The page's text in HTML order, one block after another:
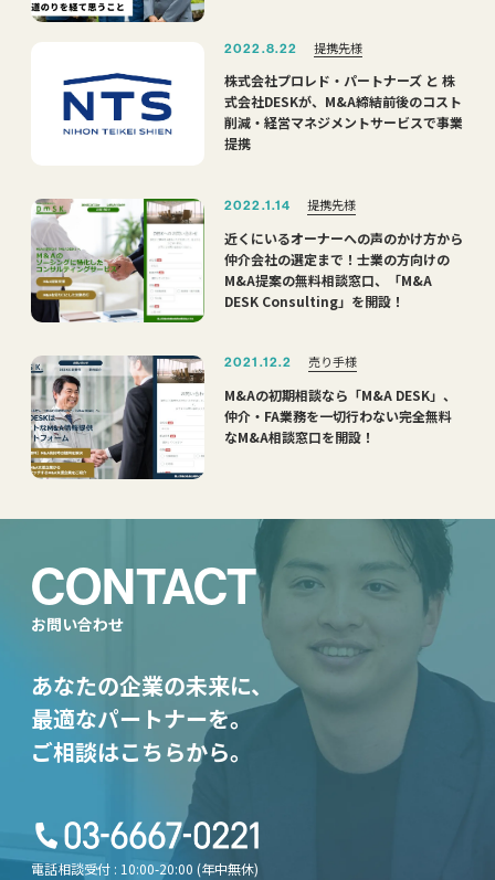
2022.8.22 提携先様
株式会社プロレド・パートナーズ と 株
式会社DESKが、M&A締結前後のコスト
削減・経営マネジメントサービスで事業
提携
2022.1.14 提携先様
近くにいるオーナーへの声のかけ方から
仲介会社の選定まで！士業の方向けの
M&A提案の無料相談窓口、「M&A
DESK Consulting」を開設！
2021.12.2 売り手様
M&Aの初期相談なら「M&A DESK」、
仲介・FA業務を一切行わない完全無料
なM&A相談窓口を開設！
CONTACT
お問い合わせ
あなたの企業の未来に、
最適なパートナーを。
ご相談はこちらから。
電話相談受付 : 10:00-20:00 (年中無休)